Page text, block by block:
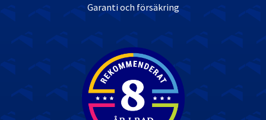
Garanti och försäkring
Nöjda kunder